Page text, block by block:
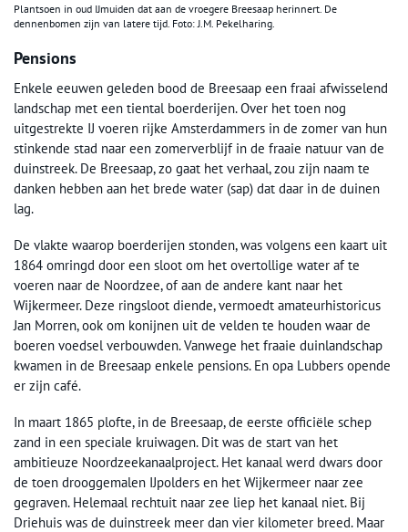
Plantsoen in oud IJmuiden dat aan de vroegere Breesaap herinnert. De
dennenbomen zijn van latere tijd. Foto: J.M. Pekelharing.
Pensions
Enkele eeuwen geleden bood de Breesaap een fraai afwisselend
landschap met een tiental boerderijen. Over het toen nog
uitgestrekte IJ voeren rijke Amsterdammers in de zomer van hun
stinkende stad naar een zomerverblijf in de fraaie natuur van de
duinstreek. De Breesaap, zo gaat het verhaal, zou zijn naam te
danken hebben aan het brede water (sap) dat daar in de duinen
lag.
De vlakte waarop boerderijen stonden, was volgens een kaart uit
1864 omringd door een sloot om het overtollige water af te
voeren naar de Noordzee, of aan de andere kant naar het
Wijkermeer. Deze ringsloot diende, vermoedt amateurhistoricus
Jan Morren, ook om konijnen uit de velden te houden waar de
boeren voedsel verbouwden. Vanwege het fraaie duinlandschap
kwamen in de Breesaap enkele pensions. En opa Lubbers opende
er zijn café.
In maart 1865 plofte, in de Breesaap, de eerste officiële schep
zand in een speciale kruiwagen. Dit was de start van het
ambitieuze Noordzeekanaalproject. Het kanaal werd dwars door
de toen drooggemalen IJpolders en het Wijkermeer naar zee
gegraven. Helemaal rechtuit naar zee liep het kanaal niet. Bij
Driehuis was de duinstreek meer dan vier kilometer breed. Maar